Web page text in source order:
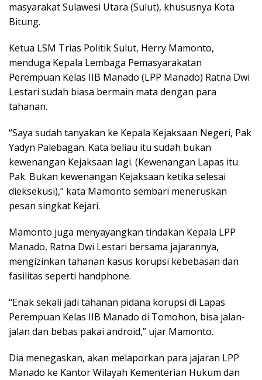
masyarakat Sulawesi Utara (Sulut), khususnya Kota
Bitung.
Ketua LSM Trias Politik Sulut, Herry Mamonto,
menduga Kepala Lembaga Pemasyarakatan
Perempuan Kelas IIB Manado (LPP Manado) Ratna Dwi
Lestari sudah biasa bermain mata dengan para
tahanan.
“Saya sudah tanyakan ke Kepala Kejaksaan Negeri, Pak
Yadyn Palebagan. Kata beliau itu sudah bukan
kewenangan Kejaksaan lagi. (Kewenangan Lapas itu
Pak. Bukan kewenangan Kejaksaan ketika selesai
dieksekusi),” kata Mamonto sembari meneruskan
pesan singkat Kejari.
Mamonto juga menyayangkan tindakan Kepala LPP
Manado, Ratna Dwi Lestari bersama jajarannya,
mengizinkan tahanan kasus korupsi kebebasan dan
fasilitas seperti handphone.
“Enak sekali jadi tahanan pidana korupsi di Lapas
Perempuan Kelas IIB Manado di Tomohon, bisa jalan-
jalan dan bebas pakai android,” ujar Mamonto.
Dia menegaskan, akan melaporkan para jajaran LPP
Manado ke Kantor Wilayah Kementerian Hukum dan